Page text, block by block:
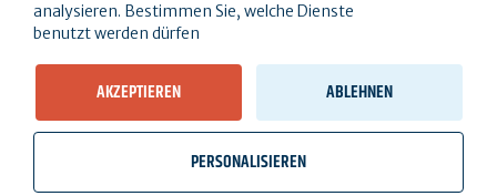
analysieren. Bestimmen Sie, welche Dienste
benutzt werden dürfen
AKZEPTIEREN ABLEHNEN
PERSONALISIEREN